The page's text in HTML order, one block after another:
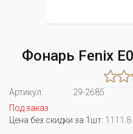
Фонарь Fenix
Артикул:
29-2685
Под заказ
Цена без скидки за 1шт: 1111.8